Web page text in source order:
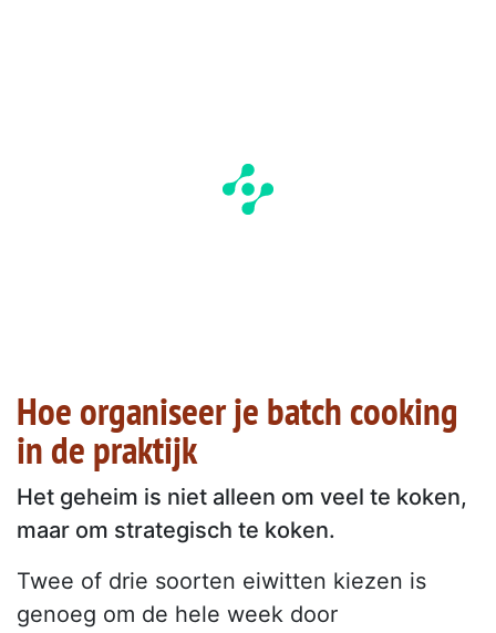
Hoe organiseer je batch cooking
in de praktijk
Het geheim is niet alleen om veel te koken,
maar om strategisch te koken.
Twee of drie soorten eiwitten kiezen is
genoeg om de hele week door